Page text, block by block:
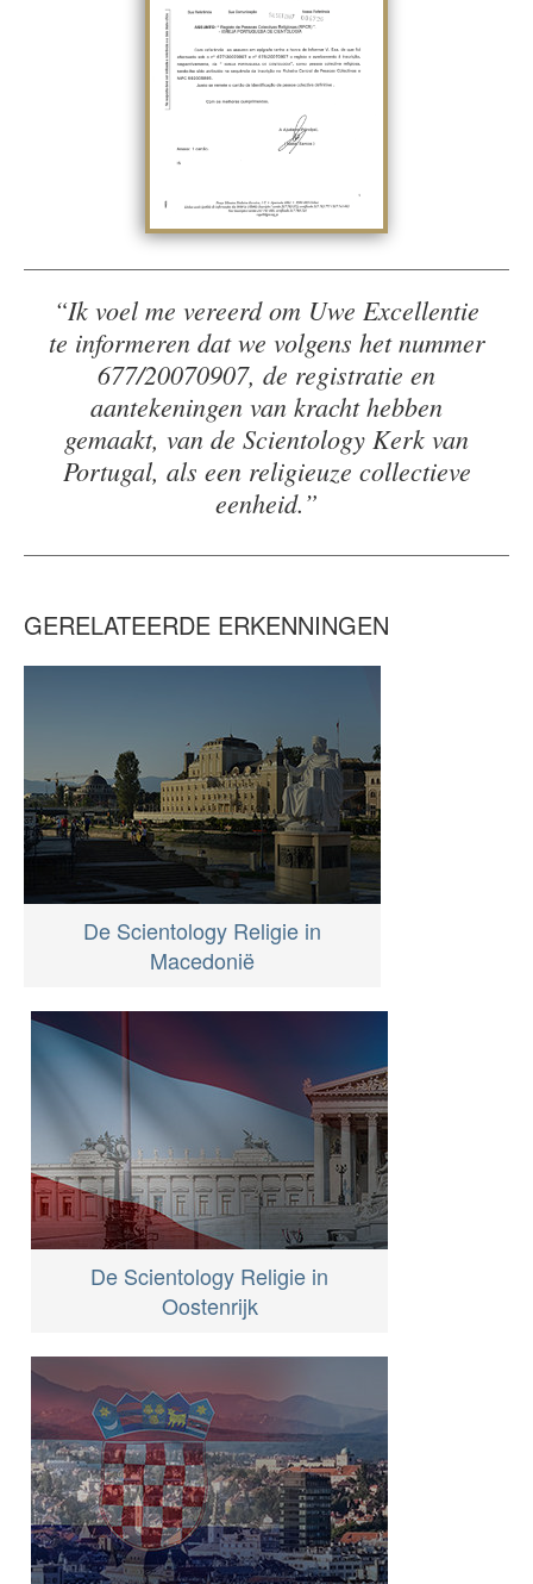
“Ik voel me vereerd om Uwe Excellentie
te informeren dat we volgens het nummer
677/20070907, de registratie en
aantekeningen van kracht hebben
gemaakt, van de Scientology Kerk van
Portugal, als een religieuze collectieve
eenheid.”
GERELATEERDE ERKENNINGEN
De Scientology Religie in
Macedonië
De Scientology Religie in
Oostenrijk